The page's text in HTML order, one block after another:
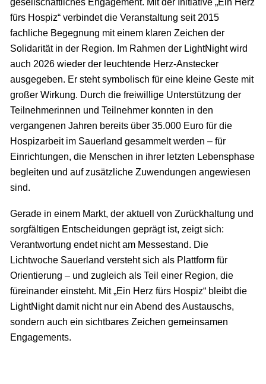
gesellschaftliches Engagement. Mit der Initiative „Ein Herz
fürs Hospiz“ verbindet die Veranstaltung seit 2015
fachliche Begegnung mit einem klaren Zeichen der
Solidarität in der Region. Im Rahmen der LightNight wird
auch 2026 wieder der leuchtende Herz-Anstecker
ausgegeben. Er steht symbolisch für eine kleine Geste mit
großer Wirkung. Durch die freiwillige Unterstützung der
Teilnehmerinnen und Teilnehmer konnten in den
vergangenen Jahren bereits über 35.000 Euro für die
Hospizarbeit im Sauerland gesammelt werden – für
Einrichtungen, die Menschen in ihrer letzten Lebensphase
begleiten und auf zusätzliche Zuwendungen angewiesen
sind.
Gerade in einem Markt, der aktuell von Zurückhaltung und
sorgfältigen Entscheidungen geprägt ist, zeigt sich:
Verantwortung endet nicht am Messestand. Die
Lichtwoche Sauerland versteht sich als Plattform für
Orientierung – und zugleich als Teil einer Region, die
füreinander einsteht. Mit „Ein Herz fürs Hospiz“ bleibt die
LightNight damit nicht nur ein Abend des Austauschs,
sondern auch ein sichtbares Zeichen gemeinsamen
Engagements.